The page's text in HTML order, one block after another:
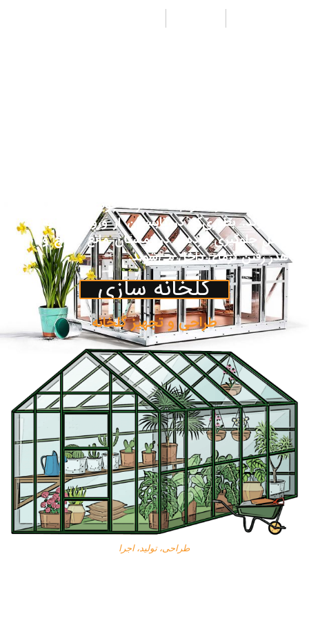
برای شیشه بوده و باعث صرفه جویی در انرژی
می‌شوند. بطوری‌که در تابستان از ورود گرما به
داخل جلوگیری کرده و در زمستان مانع خروج و
هدر رفتن گرمای داخل می‌شوند.
گلخانه سازی
طراحی و تجهیز گلخانه
طراحی، تولید، اجرا